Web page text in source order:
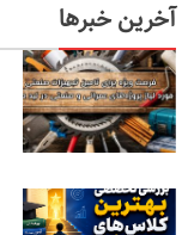
آخرین خبرها